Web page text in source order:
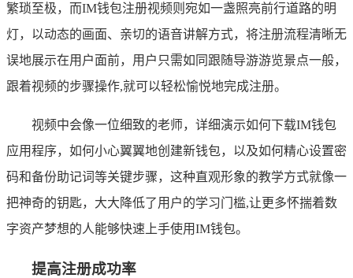
繁琐至极，而IM钱包注册视频则宛如一盏照亮前行道路的明
灯，以动态的画面、亲切的语音讲解方式，将注册流程清晰无
误地展示在用户面前，用户只需如同跟随导游游览景点一般，
跟着视频的步骤操作,就可以轻松愉悦地完成注册。
视频中会像一位细致的老师，详细演示如何下载IM钱包
应用程序，如何小心翼翼地创建新钱包，以及如何精心设置密
码和备份助记词等关键步骤，这种直观形象的教学方式就像一
把神奇的钥匙，大大降低了用户的学习门槛,让更多怀揣着数
字资产梦想的人能够快速上手使用IM钱包。
提高注册成功率